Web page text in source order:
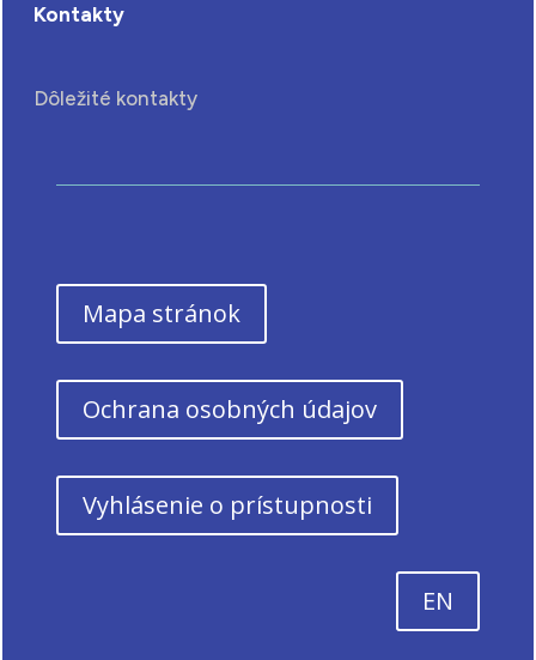
Kontakty
Dôležité kontakty
Mapa stránok
Ochrana osobných údajov
Vyhlásenie o prístupnosti
EN